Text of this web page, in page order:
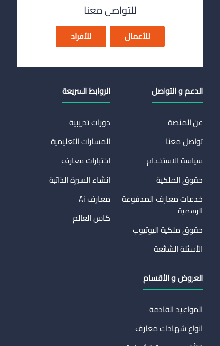
للتواصل معنا
للأعمال للأفراد
الدعم و التواصل
عن المنصة
تواصل معنا
سياسة الاستخدام
حقوق الملكية
خدمات معارف المدفوعة
الرسمية
حقوق ملكية اليوتيوب
الأسئلة الشائعة
الروابط السريعة
دورات تدريبية
المسارات التعليمية
اختبارات معارف
انشاء السيرة الذاتية
معارف Ai
كاس العالم
العروض و الأقسام
المواعيد القادمة
انواع شهادات معارف